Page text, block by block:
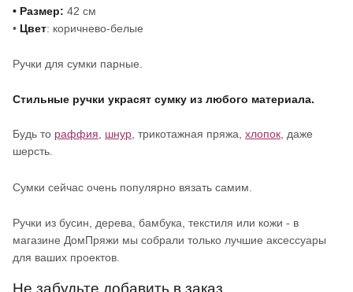
• Размер: 42 см
• Цвет: коричнево-белые
Ручки для сумки парные.
Стильные ручки украсят сумку из любого материала.
Будь то раффия, шнур, трикотажная пряжа, хлопок, даже
шерсть.
Сумки сейчас очень популярно вязать самим.
Ручки из бусин, дерева, бамбука, текстиля или кожи - в
магазине ДомПряжи мы собрали только лучшие аксессуары
для ваших проектов.
Не забудьте добавить в заказ